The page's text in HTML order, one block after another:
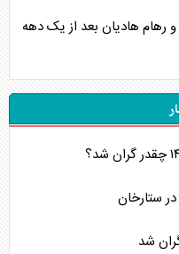
و رهام هادیان بعد از یک دهه